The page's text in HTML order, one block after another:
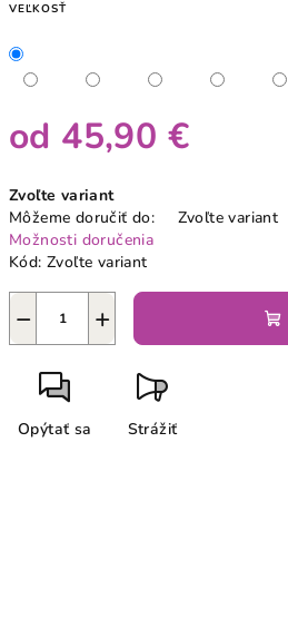
VEĽKOSŤ
od 45,90 €
cena:
Zvoľte variant
Môžeme doručiť do:
Zvoľte variant
Možnosti doručenia
Kód: Zvoľte variant
+
−
Opýtať sa Strážiť